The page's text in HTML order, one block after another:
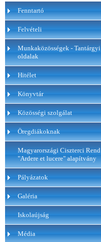
Fenntartó
Felvételi
Munkaközösségek - Tantárgyi
oldalak
Hitélet
Könyvtár
Közösségi szolgálat
Öregdiákoknak
Magyarországi Ciszterci Rend
"Ardere et lucere" alapítvány
Pályázatok
Galéria
Iskolaújság
Média